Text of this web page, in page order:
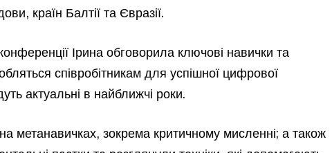
країн Балтії та Євразії.
Ірина обговорила ключові навички та
співробітникам для успішної цифрової
актуальні в найближчі роки.
метанавичках, зокрема критичному мисленні; а також